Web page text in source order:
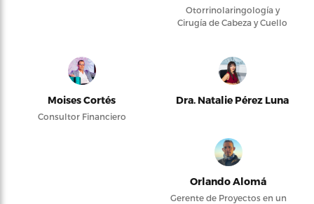
Otorrinolaringología y
Cirugía de Cabeza y Cuello
Moises Cortés
Consultor Financiero
Dra. Natalie Pérez Luna
Orlando Alomá
Gerente de Proyectos en un